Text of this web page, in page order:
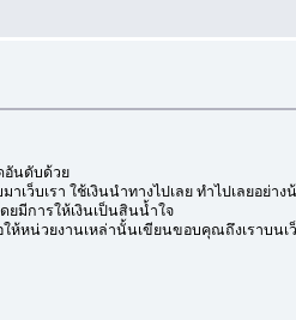
อันดับด้วย
ว็บเรา ใช้เงินนำทางไปเลย ทำไปเลยอย่างน้
ยมีการให้เงินเป็นสินน้ำใจ
ห้หน่วยงานเหล่านั้นเขียนขอบคุณถึงเราบนเ